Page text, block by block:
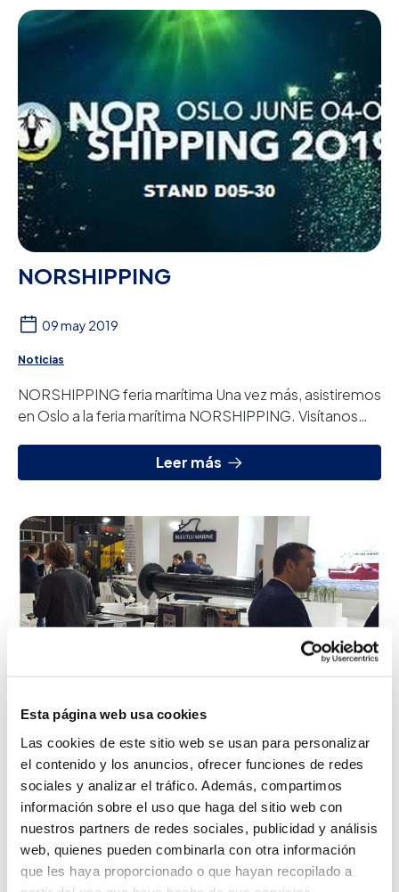
Esta página web usa cookies
Las cookies de este sitio web se usan para personalizar
el contenido y los anuncios, ofrecer funciones de redes
sociales y analizar el tráfico. Además, compartimos
información sobre el uso que haga del sitio web con
nuestros partners de redes sociales, publicidad y análisis
web, quienes pueden combinarla con otra información
que les haya proporcionado o que hayan recopilado a
NORSHIPPING
09 may 2019
Noticias
NORSHIPPING feria marítima Una vez más, asistiremos
en Oslo a la feria marítima NORSHIPPING. Visítanos
Leer más
EXPOSHIPPING
03 abr 2019
Noticias